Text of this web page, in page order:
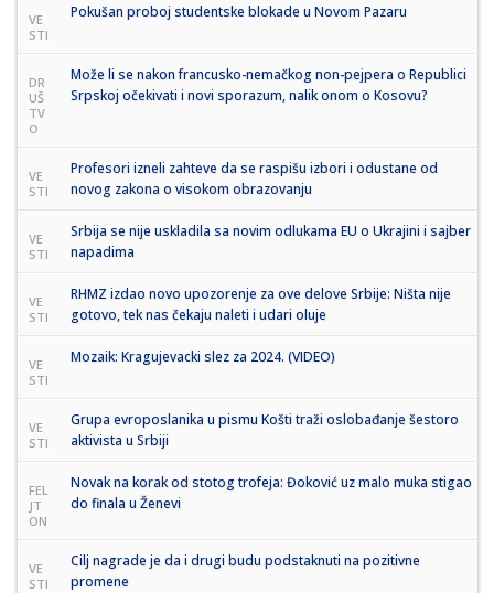
VE
STI
Pokušan proboj studentske blokade u Novom Pazaru
DR
UŠ
TV
O
Može li se nakon francusko-nemačkog non-pejpera o Republici
Srpskoj očekivati i novi sporazum, nalik onom o Kosovu?
VE
STI
Profesori izneli zahteve da se raspišu izbori i odustane od
novog zakona o visokom obrazovanju
VE
STI
Srbija se nije uskladila sa novim odlukama EU o Ukrajini i sajber
napadima
VE
STI
RHMZ izdao novo upozorenje za ove delove Srbije: Ništa nije
gotovo, tek nas čekaju naleti i udari oluje
VE
STI
Mozaik: Kragujevacki slez za 2024. (VIDEO)
VE
STI
Grupa evroposlanika u pismu Košti traži oslobađanje šestoro
aktivista u Srbiji
FEL
JT
ON
Novak na korak od stotog trofeja: Đoković uz malo muka stigao
do finala u Ženevi
VE
STI
Cilj nagrade je da i drugi budu podstaknuti na pozitivne
promene